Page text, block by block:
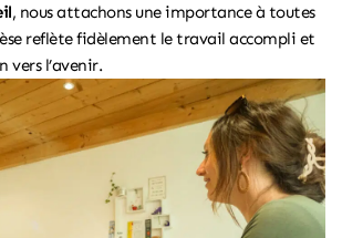
, nous attachons une importance à toutes
reflète fidèlement le travail accompli et
l’avenir.